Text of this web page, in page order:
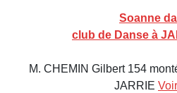
Soanne
club de Danse à
M. CHEMIN Gilbert 154
JARRIE